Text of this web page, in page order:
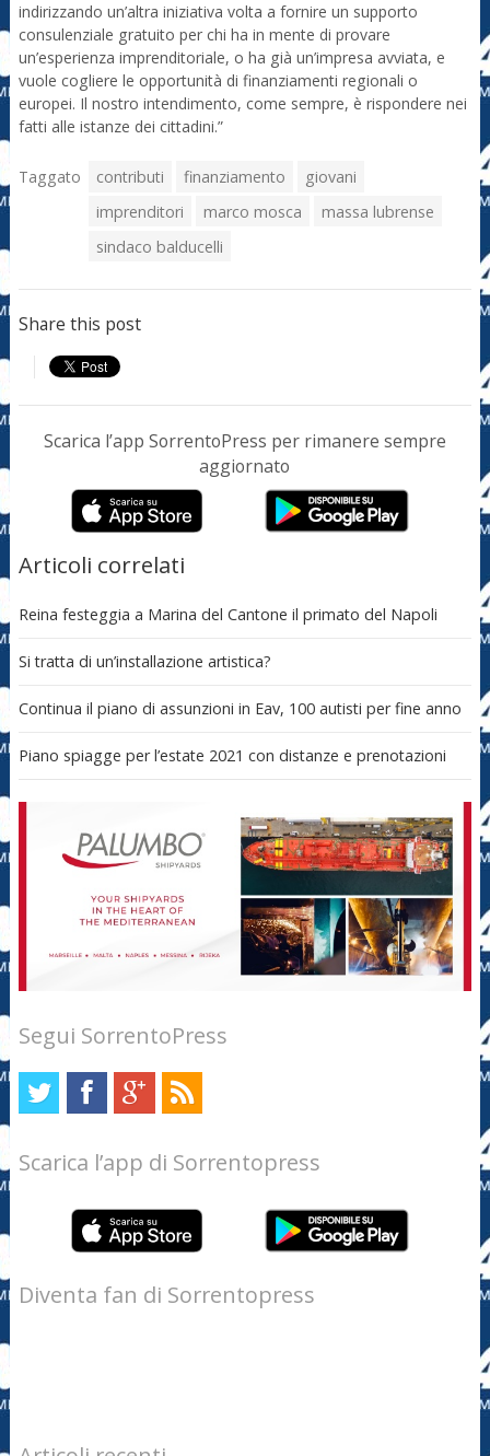
indirizzando un’altra iniziativa volta a fornire un supporto
consulenziale gratuito per chi ha in mente di provare
un’esperienza imprenditoriale, o ha già un’impresa avviata, e
vuole cogliere le opportunità di finanziamenti regionali o
europei. Il nostro intendimento, come sempre, è rispondere nei
fatti alle istanze dei cittadini.”
Taggato contributi finanziamento
giovani
imprenditori
marco mosca
massa lubrense
sindaco balducelli
Share this post
Scarica l’app SorrentoPress per rimanere sempre
aggiornato
Articoli correlati
Reina festeggia a Marina del Cantone il primato del Napoli
Si tratta di un’installazione artistica?
Continua il piano di assunzioni in Eav, 100 autisti per fine anno
Piano spiagge per l’estate 2021 con distanze e prenotazioni
Segui SorrentoPress
Scarica l’app di Sorrentopress
Diventa fan di Sorrentopress